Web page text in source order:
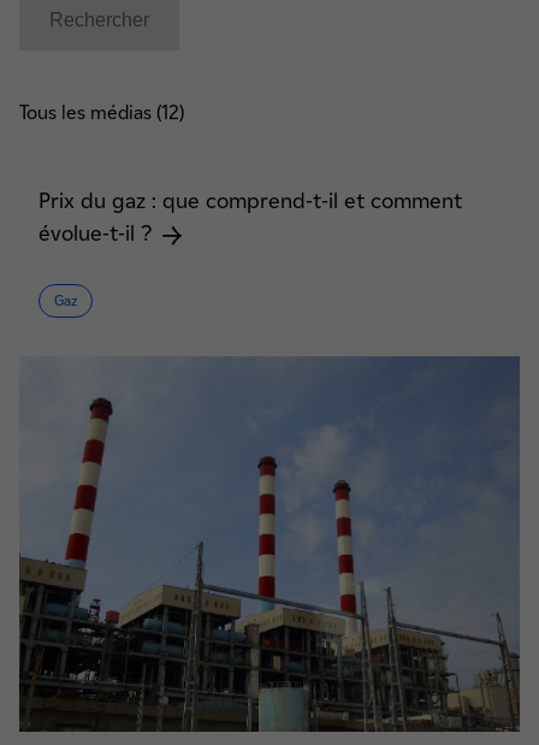
Tous les médias (12)
Prix du gaz : que comprend-t-il et comment
évolue-t-il ?
Gaz